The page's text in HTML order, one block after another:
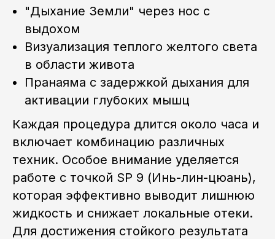
"Дыхание Земли" через нос с
выдохом
Визуализация теплого желтого света
в области живота
Пранаяма с задержкой дыхания для
активации глубоких мышц
Каждая процедура длится около часа и
включает комбинацию различных
техник. Особое внимание уделяется
работе с точкой SP 9 (Инь-лин-цюань),
которая эффективно выводит лишнюю
жидкость и снижает локальные отеки.
Для достижения стойкого результата